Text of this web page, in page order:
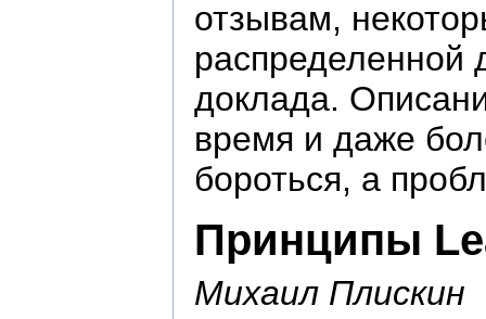
отзывам,
распределенной
доклада.
время и даже
бороться, а
Принципы
Михаил Плискин